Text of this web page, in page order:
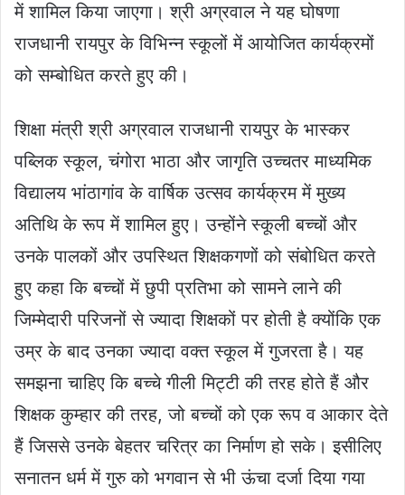
में शामिल किया जाएगा। श्री अग्रवाल ने यह घोषणा
राजधानी रायपुर के विभिन्न स्कूलों में आयोजित कार्यक्रमों
को सम्बोधित करते हुए की।
शिक्षा मंत्री श्री अग्रवाल राजधानी रायपुर के भास्कर
पब्लिक स्कूल, चंगोरा भाठा और जागृति उच्चतर माध्यमिक
विद्यालय भांठागांव के वार्षिक उत्सव कार्यक्रम में मुख्य
अतिथि के रूप में शामिल हुए। उन्होंने स्कूली बच्चों और
उनके पालकों और उपस्थित शिक्षकगणों को संबोधित करते
हुए कहा कि बच्चों में छुपी प्रतिभा को सामने लाने की
जिम्मेदारी परिजनों से ज्यादा शिक्षकों पर होती है क्योंकि एक
उम्र के बाद उनका ज्यादा वक्त स्कूल में गुजरता है। यह
समझना चाहिए कि बच्चे गीली मिट्टी की तरह होते हैं और
शिक्षक कुम्हार की तरह, जो बच्चों को एक रूप व आकार देते
हैं जिससे उनके बेहतर चरित्र का निर्माण हो सके। इसीलिए
सनातन धर्म में गुरु को भगवान से भी ऊंचा दर्जा दिया गया